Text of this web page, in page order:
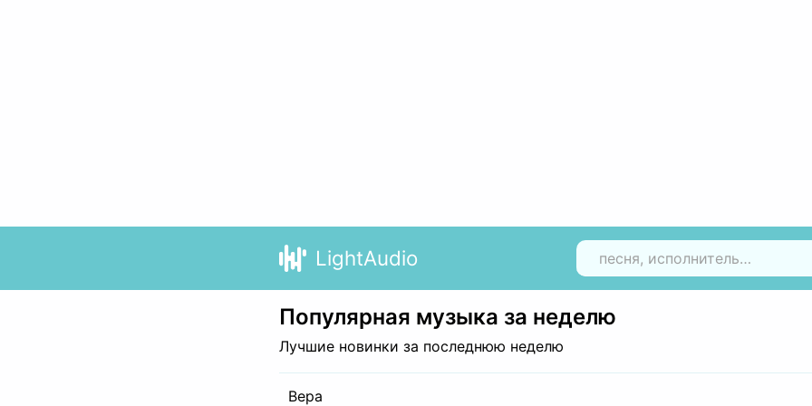
LightAudio
Популярная музыка за неделю
Лучшие новинки за последнюю неделю
Вера